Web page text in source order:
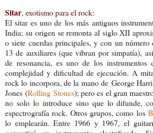
Sitar, exotismo para el rock:
El sitar es uno de los más antiguos
India; su origen se remonta al siglo XII
o siete cuerdas principales, y con un
13 de auxiliares (que vibran por simpatía),
de resonancia, es uno de los instrumentos
complejidad y dificultad de ejecución. A
rock lo incorpora, de la mano de George
Jones (Rolling Stones); pero es el gran
no solo lo introduce sino que lo difunde,
espectrografía rock. Otros grupos, como los
lo emplearán. Entre 1966 y 1967, el